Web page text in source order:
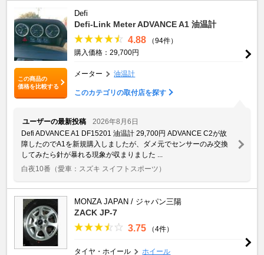
この商品の
価格を比較する
Defi
Defi-Link Meter ADVANCE A1 油温計
4.88
（94件）
購入価格：29,700円
メーター 油温計
このカテゴリの取付店を探す
ユーザーの最新投稿
2026年8月6日
Defi ADVANCE A1 DF15201 油温計 29,700円 ADVANCE C2が故
障したのでA1を新規購入しましたが、ダメ元でセンサーのみ交換
してみたら針が暴れる現象が収まりました ...
白夜10番 （愛車：スズキ スイフトスポーツ）
MONZA JAPAN / ジャパン三陽
ZACK JP-7
3.75 （4件）
タイヤ・ホイール ホイール